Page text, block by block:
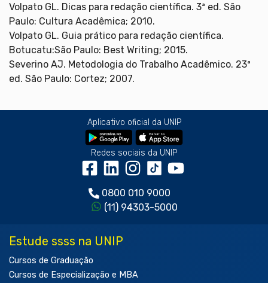
Volpato GL. Dicas para redação científica. 3ª ed. São
Paulo: Cultura Acadêmica; 2010.
Volpato GL. Guia prático para redação científica.
Botucatu:São Paulo: Best Writing; 2015.
Severino AJ. Metodologia do Trabalho Acadêmico. 23ª
ed. São Paulo: Cortez; 2007.
Aplicativo oficial da UNIP
Redes sociais da UNIP
0800 010 9000
(11) 94303-5000
Estude ssss na UNIP
Cursos de Graduação
Cursos de Especialização e MBA